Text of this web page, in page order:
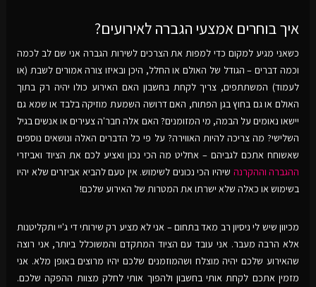
איך בוחרים אמצעי הגברה לאירועים?
כשאני מגיע למקום כדי למפות את הצרכים לשירות הגברה אני שם לב לכמה
וכמה דברים – הגודל של האולם או החלל, היכן ובאיזו צורה אמורים לשבת (או
לעמוד) המשתתפים, צריך לקחת בחשבון האם האירוע כולו יהיה רק בתוך
האולם או גם בחוץ בגן הפתוח, האם דרושה השמעת מוזיקה בלבד או שמא גם
יישאו נאומים על הבמה, מי המזומנים? האם אלה חבר'ה צעירים או אנשים בגיל
השלישי? מה צריכה להיות האווירה? על פי כל הדברים האלה ונושאים נוספים
שאשוחח אתכם לגביהם – אחליט מה הכי נכון ואציע לכם את הציוד ואביזרי
ההגברה וההקרנה שיהיו הכי נכונים לשימוש. אין טעם להביא אביזרים שלא יהיו
בשימוש או כאלה שלא ישרתו את המטרות של האירוע שלכם!
מכיוון שיש לי ניסיון רב מאד בתחום – אני לא מציע רק שירותי די ג'יי ותקליטנות
אלא הרבה מעבר. אני עובד עם הציוד המתקדם והמשוכלל ביותר, אני רוצה
שהאירוע שלכם יהיה מוצלח ושהמוזמנים שלכם יהיו מרוצים באופן מלא. אני
מזמין אתכם לקחת אותי בחשבון ולהפוך אותי לחלק מצוות ההפקה שלכם.